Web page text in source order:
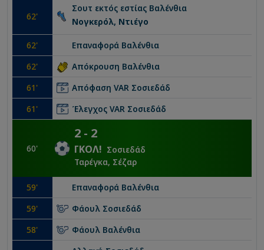
62'
Σουτ εκτός εστίας Βαλένθια
Νογκερόλ, Ντιέγο
62' Επαναφορά Βαλένθια
62' Απόκρουση Βαλένθια
61 ' Απόφαση VAR Σοσιεδάδ
61 ' Έλεγχος VAR Σοσιεδάδ
60'
2 - 2
ΓΚΟΛ! Σοσιεδάδ
Ταρέγκα, Σέζαρ
59' Επαναφορά Βαλένθια
59' Φάουλ Σοσιεδάδ
58' Φάουλ Βαλένθια